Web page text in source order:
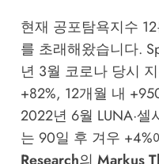
현재 공포탐욕지수
를 초래해왔습니다.
년 3월 코로나 당시
+82%, 12개월 내
2022년 6월 LUNA·
는 90일 후 겨우 +4%
Research의 Markus